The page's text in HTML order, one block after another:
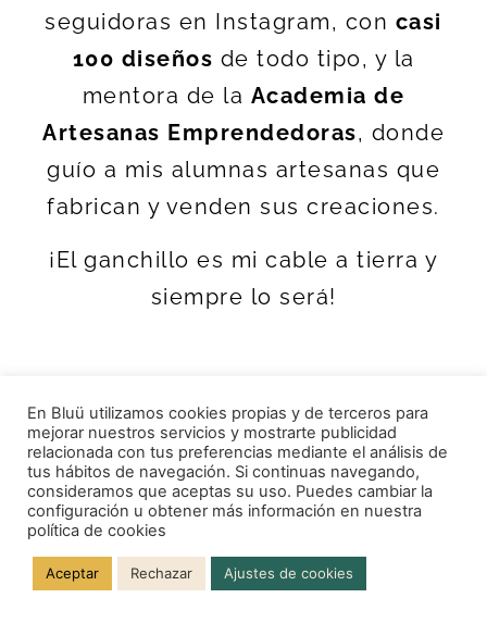
seguidoras en Instagram, con casi
100 diseños de todo tipo, y la
mentora de la Academia de
Artesanas Emprendedoras, donde
guío a mis alumnas artesanas que
fabrican y venden sus creaciones.
¡El ganchillo es mi cable a tierra y
siempre lo será!
Aprender ganchillo es un regalo
que te haces a ti misma.
Y conmigo, de la mano, conseguirás
cogerle el truco.
En Bluü utilizamos cookies propias y de terceros para
mejorar nuestros servicios y mostrarte publicidad
relacionada con tus preferencias mediante el análisis de
tus hábitos de navegación. Si continuas navegando,
consideramos que aceptas su uso. Puedes cambiar la
configuración u obtener más información en nuestra
política de cookies
Aceptar Rechazar Ajustes de cookies